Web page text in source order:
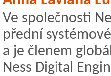
Ve společnosti
přední
a je členem
Ness Digital